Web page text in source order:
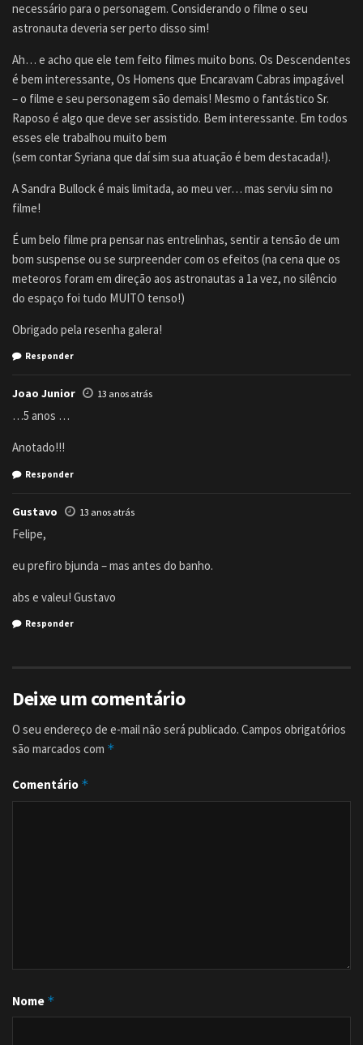
necessário para o personagem. Considerando o filme o seu
astronauta deveria ser perto disso sim!
Ah… e acho que ele tem feito filmes muito bons. Os Descendentes
é bem interessante, Os Homens que Encaravam Cabras impagável
– o filme e seu personagem são demais! Mesmo o fantástico Sr.
Raposo é algo que deve ser assistido. Bem interessante. Em todos
esses ele trabalhou muito bem
(sem contar Syriana que daí sim sua atuação é bem destacada!).
A Sandra Bullock é mais limitada, ao meu ver… mas serviu sim no
filme!
É um belo filme pra pensar nas entrelinhas, sentir a tensão de um
bom suspense ou se surpreender com os efeitos (na cena que os
meteoros foram em direção aos astronautas a 1a vez, no silêncio
do espaço foi tudo MUITO tenso!)
Obrigado pela resenha galera!
Responder
Joao Junior 13 anos atrás
…5 anos …
Anotado!!!
Responder
Gustavo 13 anos atrás
Felipe,
eu prefiro bjunda – mas antes do banho.
abs e valeu! Gustavo
Responder
Deixe um comentário
O seu endereço de e-mail não será publicado. Campos obrigatórios
são marcados com *
Comentário *
Nome *